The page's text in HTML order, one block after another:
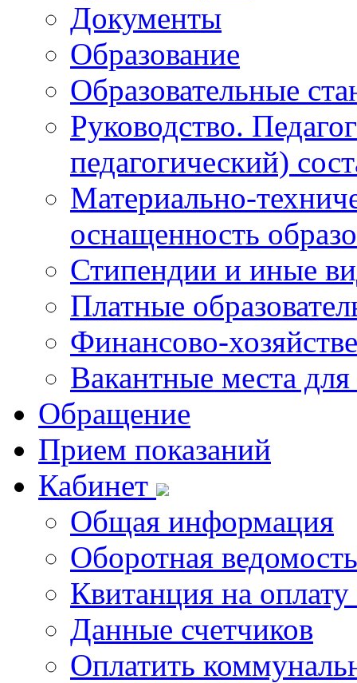
Документы
Образование
Образовательные
Руководство.
педагогический)
Материально-
оснащенность
Стипендии и иные
Платные
Финансово-
Вакантные места
Обращение
Прием показаний
Кабинет
Общая информация
Оборотная ведомость
Квитанция на
Данные счетчиков
Оплатить